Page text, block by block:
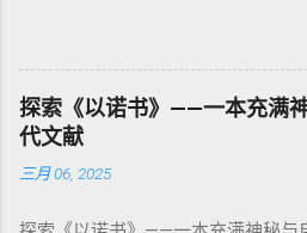
限 第11–15章讲述关于食物、疾病
与不洁”的律例。其目的不是为了迷
秩序感 ，帮助以色列人活在神的同在
罪”，而是不妨碍与神交往的状态。
16章描述每年一次的“赎罪日”（
圣所，用血为圣所与百姓遮罪。 这
：以异象回顾以色列史并预示末世
：智慧训诫、“祸哉”、义人与恶人
以诺书》（斯拉夫文）与《三以诺
期以诺传统，不等同于《一以诺书
它是新约作者与读者共享的“语境词
呼应 犹大书14–15 几乎逐字引 1
者”。 ✦ 语法 现象： Elohim 是 一
世 记 1: 1）； 在 其他 语 境 中也 可
神、 属 灵 存在、 审判 官 等； 因此
义 和 神学 定位 。 二、 希伯来 圣经
示例 分类 类型 用法 说明 示例 经文
探索《以诺书》——一本充满
代文献
三月 06, 2025